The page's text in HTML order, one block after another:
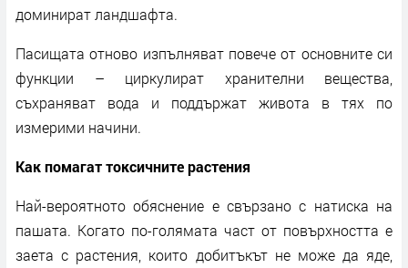
доминират ландшафта.
Пасищата отново изпълняват повече от основните си
функции – циркулират хранителни вещества,
съхраняват вода и поддържат живота в тях по
измерими начини.
Как помагат токсичните растения
Най-вероятното обяснение е свързано с натиска на
пашата. Когато по-голямата част от повърхността е
заета с растения, които добитъкът не може да яде,